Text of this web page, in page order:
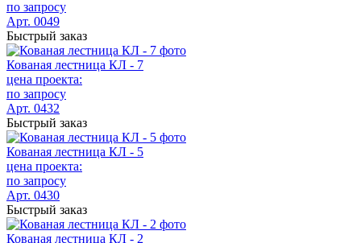
по запросу
Арт. 0049
Быстрый заказ
Кованая лестница КЛ - 7
цена проекта:
по запросу
Арт. 0432
Быстрый заказ
Кованая лестница КЛ - 5
цена проекта:
по запросу
Арт. 0430
Быстрый заказ
Кованая лестница КЛ - 2